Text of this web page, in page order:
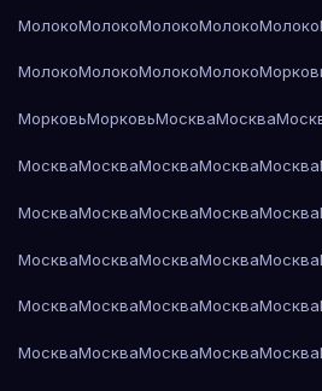
МолокоМолокоМолокоМолокоМолоко
МолокоМолокоМолокоМолоко
МорковьМорковьМоскваМосква
МоскваМоскваМоскваМоскваМосква
МоскваМоскваМоскваМоскваМосква
МоскваМоскваМоскваМоскваМосква
МоскваМоскваМоскваМоскваМосква
МоскваМоскваМоскваМоскваМосква